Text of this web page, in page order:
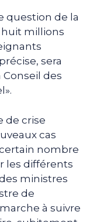
question de la
huit millions
sera
des
de crise
cas
nombre
les différents
ministres
de
à suivre